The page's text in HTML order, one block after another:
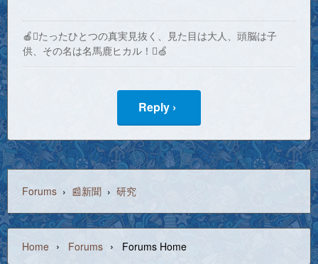
🍎たったひとつの真実見抜く、見た目は大人、頭脳は子
供、その名は名馬鹿ヒカル！🍏
Reply ›
Forums › 📰新聞 › 研究
Home › Forums › Forums Home